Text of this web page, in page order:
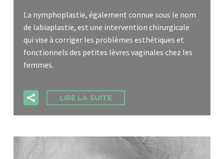
La nymphoplastie, également connue sous le nom
de labiaplastie, est une intervention chirurgicale
qui vise à corriger les problèmes esthétiques et
fonctionnels des petites lèvres vaginales chez les
femmes.
LIRE LA SUITE